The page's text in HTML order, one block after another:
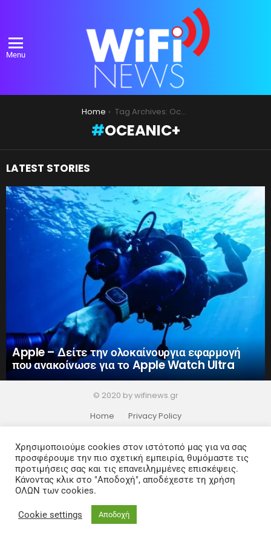
Menu
Home Tag Archives: Oceanic+
OCEANIC+
LATEST STORIES
Apple – Δείτε την ολοκαίνουργια εφαρμογή
που ανακοίνωσε για το Apple Watch Ultra
© 2020 by wifinews.gr
Home
Privacy Policy
Χρησιμοποιούμε cookies στον ιστότοπό μας για να σας
προσφέρουμε την πιο σχετική εμπειρία, θυμόμαστε τις
προτιμήσεις σας και τις επανειλημμένες επισκέψεις.
Κάνοντας κλικ στο "Αποδοχή", αποδέχεστε τη χρήση
ΟΛΩΝ των cookies.
Cookie settings Αποδοχή